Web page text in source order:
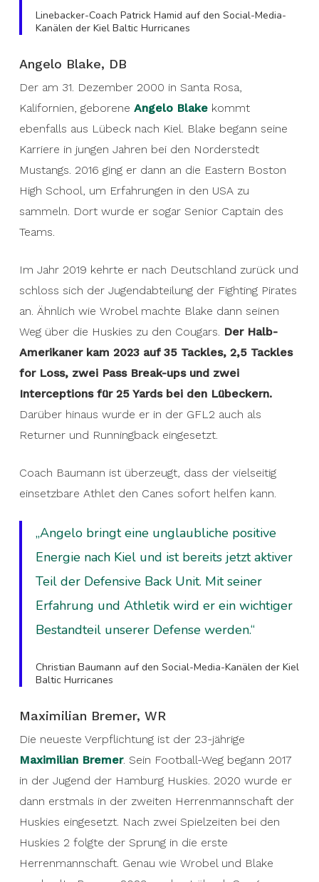
Linebacker-Coach Patrick Hamid auf den Social-Media-
Kanälen der Kiel Baltic Hurricanes
Angelo Blake, DB
Der am 31. Dezember 2000 in Santa Rosa,
Kalifornien, geborene Angelo Blakekommt
ebenfalls aus Lübeck nach Kiel. Blake begann seine
Karriere in jungen Jahren bei den Norderstedt
Mustangs. 2016 ging er dann an die Eastern Boston
High School, um Erfahrungen in den USA zu
sammeln. Dort wurde er sogar Senior Captain des
Teams.
Im Jahr 2019 kehrte er nach Deutschland zurück und
schloss sich der Jugendabteilung der Fighting Pirates
an. Ähnlich wie Wrobel machte Blake dann seinen
Weg über die Huskies zu den Cougars. Der Halb-
Amerikaner kam 2023 auf 35 Tackles, 2,5 Tackles
for Loss, zwei Pass Break-ups und zwei
Interceptions für 25 Yards bei den Lübeckern.
Darüber hinaus wurde er in der GFL2 auch als
Returner und Runningback eingesetzt.
Coach Baumann ist überzeugt, dass der vielseitig
einsetzbare Athlet den Canes sofort helfen kann.
„Angelo bringt eine unglaubliche positive
Energie nach Kiel und ist bereits jetzt aktiver
Teil der Defensive Back Unit. Mit seiner
Erfahrung und Athletik wird er ein wichtiger
Bestandteil unserer Defense werden.“
Christian Baumann auf den Social-Media-Kanälen der Kiel
Baltic Hurricanes
Maximilian Bremer, WR
Die neueste Verpflichtung ist der 23-jährige
Maximilian Bremer. Sein Football-Weg begann 2017
in der Jugend der Hamburg Huskies. 2020 wurde er
dann erstmals in der zweiten Herrenmannschaft der
Huskies eingesetzt. Nach zwei Spielzeiten bei den
Huskies 2 folgte der Sprung in die erste
Herrenmannschaft. Genau wie Wrobel und Blake